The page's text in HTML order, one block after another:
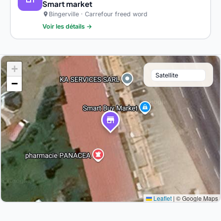
Smart market
location_on Bingerville · Carrefour freed word
Voir les détails →
store
+
−
Leaflet | © Google Maps